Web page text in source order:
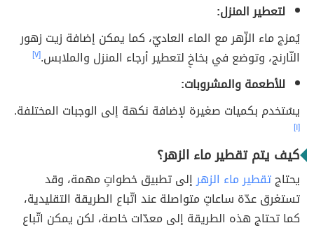
لتعطير المنزل:
يُمزج ماء الزّهر مع الماء العاديّ، كما يمكن إضافة زيت زهور
النّارنج، وتوضع في بخاخٍ لتعطير أرجاء المنزل والملابس.[٧]
للأطعمة والمشروبات:
يسُتخدم بكميات صغيرة لإضافة نكهة إلى الوجبات المختلفة.
[١]
كيف يتم تقطير ماء الزهر؟
يحتاجتقطير ماء الزهرإلى تطبيق خطواتٍ مهمة، وقد
تستغرق عدّة ساعاتٍ متواصلة عند اتّباع الطريقة التقليدية،
كما تحتاج هذه الطريقة إلى معدّات خاصة، لكن يمكن اتّباع